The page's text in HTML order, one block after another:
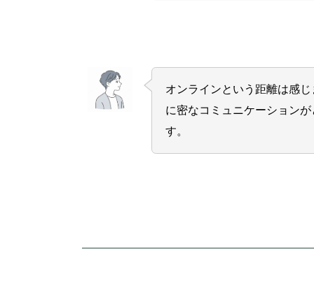
オンラインという距離は感
に密なコミュニケーション
す。